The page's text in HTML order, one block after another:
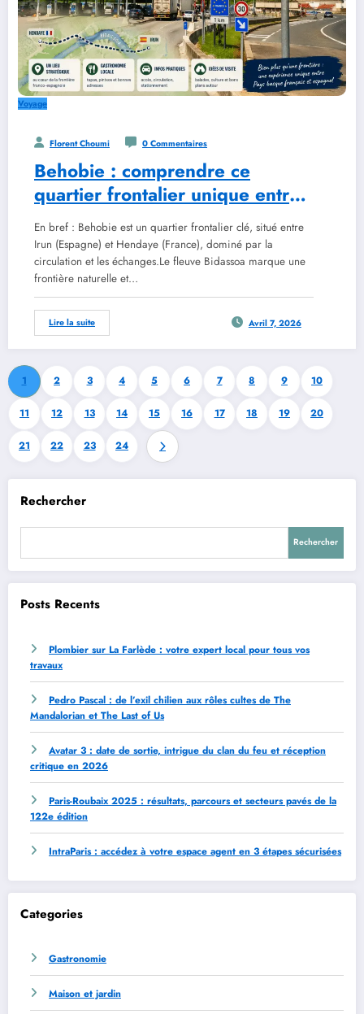
Voyage
Florent Choumi 0 Commentaires
Behobie : comprendre ce
quartier frontalier unique entre
la France et l’Espagne
En bref : Behobie est un quartier frontalier clé, situé entre
Irun (Espagne) et Hendaye (France), dominé par la
circulation et les échanges.Le fleuve Bidassoa marque une
frontière naturelle et…
Lire la suite Avril 7, 2026
1 2 3 4 5 6 7 8 9 10
11 12 13 14 15 16 17 18 19 20
21 22 23 24
Rechercher
Rechercher
Posts Recents
Plombier sur La Farlède : votre expert local pour tous vos
travaux
Pedro Pascal : de l’exil chilien aux rôles cultes de The
Mandalorian et The Last of Us
Avatar 3 : date de sortie, intrigue du clan du feu et réception
critique en 2026
Paris-Roubaix 2025 : résultats, parcours et secteurs pavés de la
122e édition
IntraParis : accédez à votre espace agent en 3 étapes sécurisées
Categories
Gastronomie
Maison et jardin